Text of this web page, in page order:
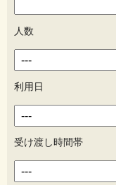
人数
利用日
受け渡し時間帯